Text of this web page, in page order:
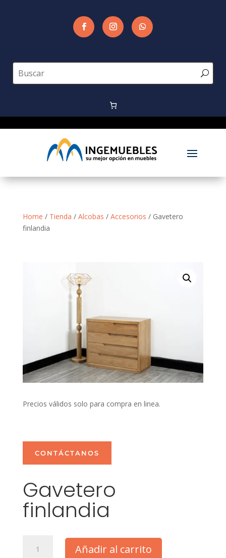
Home / Tienda / Alcobas / Accesorios / Gavetero
finlandia
Precios válidos solo para compra en linea.
CONTÁCTANOS
Gavetero
finlandia
finlandia
Añadir al carrito